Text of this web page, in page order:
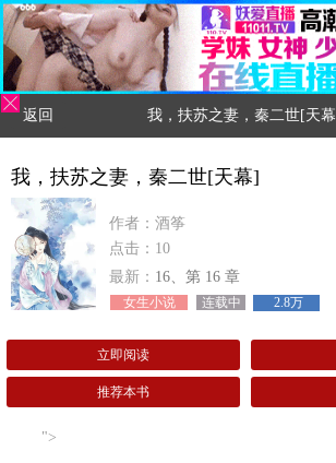
返回 我，扶苏之妻，秦二世[天
我，扶苏之妻，秦二世[天幕]
作者：酒筝
点击：10
最新： 16、第 16 章
女生小说 连载中 2.8万
立即阅读
推荐本书
">